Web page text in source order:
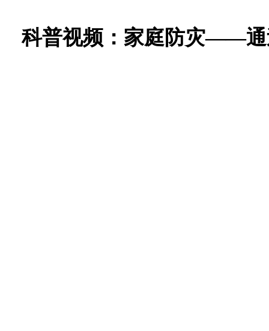
科普视频：家庭防灾——通